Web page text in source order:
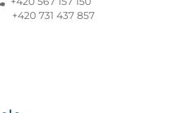
+420 731 437 857